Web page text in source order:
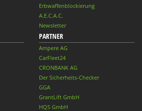
Erbwaffenblockierung
A.E.C.A.C.
Newsletter
PARTNER
Ampere AG
CarFleet24
CRONBANK AG
Der Sicherheits-Checker
GGA
GrantLift GmbH
HQS GmbH